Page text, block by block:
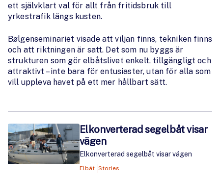
ett självklart val för allt från fritidsbruk till
yrkestrafik längs kusten.
Bølgenseminariet visade att viljan finns, tekniken finns
och att riktningen är satt. Det som nu byggs är
strukturen som gör elbåtslivet enkelt, tillgängligt och
attraktivt – inte bara för entusiaster, utan för alla som
vill uppleva havet på ett mer hållbart sätt.
Elkonverterad segelbåt visar
vägen
Elkonverterad segelbåt visar vägen
Elbåt Stories